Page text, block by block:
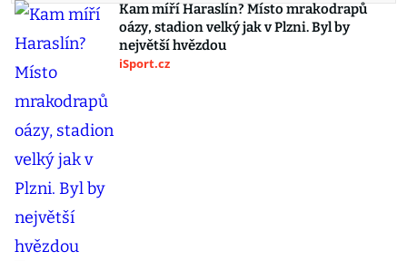
Kam míří Haraslín? Místo mrakodrapů
oázy, stadion velký jak v Plzni. Byl by
největší hvězdou
iSport.cz